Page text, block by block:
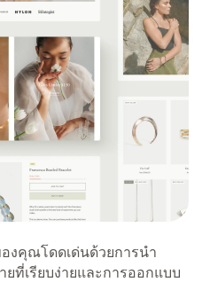
งคุณโดดเด่นด้วยการนำ
ที่เรียบง่ายและการออกแบบ